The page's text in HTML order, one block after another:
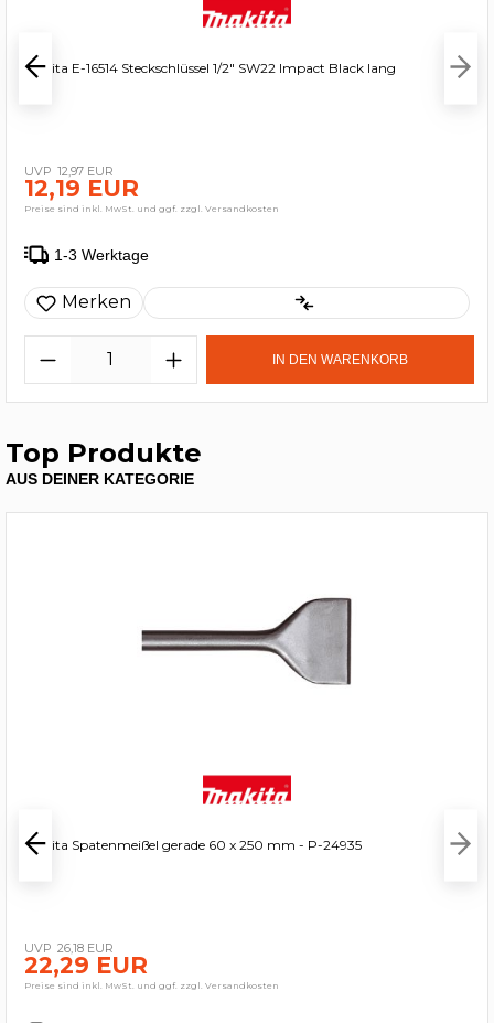
Makita E-16514 Steckschlüssel 1/2" SW22 Impact Black lang
12,97 EUR
12,19 EUR
Preise sind inkl. MwSt. und ggf. zzgl. Versandkosten
1-3 Werktage
Merken
IN DEN WARENKORB
Top Produkte
AUS DEINER KATEGORIE
Makita Spatenmeißel gerade 60 x 250 mm - P-24935
26,18 EUR
22,29 EUR
Preise sind inkl. MwSt. und ggf. zzgl. Versandkosten